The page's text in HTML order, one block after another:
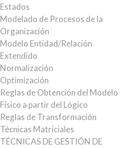
Estados
Modelado de Procesos de la
Organización
Modelo Entidad/Relación
Extendido
Normalización
Optimización
Reglas de Obtención del Modelo
Físico a partir del Lógico
Reglas de Transformación
Técnicas Matriciales
TÉCNICAS DE GESTIÓN DE